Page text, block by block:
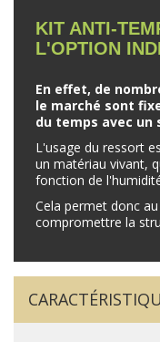
KIT ANTI-
L'OPTION
En effet, de
le marché sont
du temps avec un
L'usage du ressort
un matériau vivant,
fonction de
Cela permet donc
compromettre la